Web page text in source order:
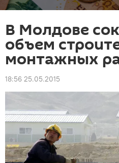
В Молдове
объем
монтажных
18:56 25.05.2015